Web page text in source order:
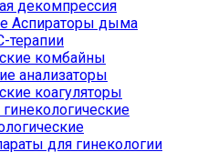
декомпрессия
Аспираторы дыма
терапии
комбайны
анализаторы
коагуляторы
для гинекологии